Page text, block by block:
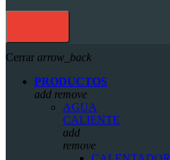
Cerrar arrow_back
PRODUCTOS
add remove
AGUA
CALIENTE
add
remove